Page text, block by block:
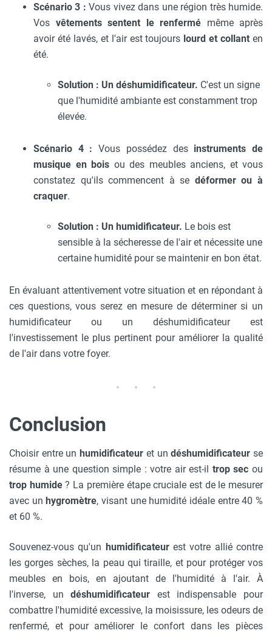
Scénario 3 : Vous vivez dans une région très humide.
Vos vêtements sentent le renfermé même après
avoir été lavés, et l'air est toujours lourd et collant en
été.
Solution : Un déshumidificateur. C'est un signe
que l'humidité ambiante est constamment trop
élevée.
Scénario 4 : Vous possédez des instruments de
musique en bois ou des meubles anciens, et vous
constatez qu'ils commencent à se déformer ou à
craquer.
Solution : Un humidificateur. Le bois est
sensible à la sécheresse de l'air et nécessite une
certaine humidité pour se maintenir en bon état.
En évaluant attentivement votre situation et en répondant à
ces questions, vous serez en mesure de déterminer si un
humidificateur ou un déshumidificateur est
l'investissement le plus pertinent pour améliorer la qualité
de l'air dans votre foyer.
Conclusion
Choisir entre un humidificateur et undéshumidificateur se
résume à une question simple : votre air est-il trop sec ou
trop humide? La première étape cruciale est de le mesurer
avec un hygromètre, visant une humidité idéale entre 40 %
et 60 %.
Souvenez-vous qu'un humidificateurest votre allié contre
les gorges sèches, la peau qui tiraille, et pour protéger vos
meubles en bois, en ajoutant de l'humidité à l'air. À
l'inverse, undéshumidificateur est indispensable pour
combattre l'humidité excessive, la moisissure, les odeurs de
renfermé, et pour améliorer le confort dans les pièces